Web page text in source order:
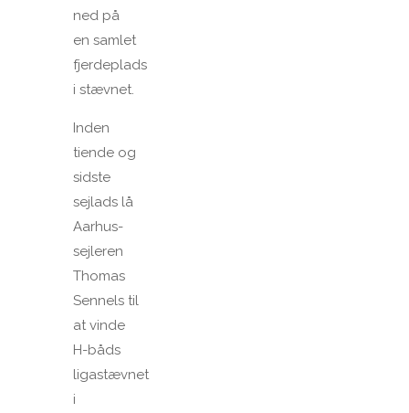
ned på
en samlet
fjerdeplads
i stævnet.
Inden
tiende og
sidste
sejlads lå
Aarhus-
sejleren
Thomas
Sennels til
at vinde
H-båds
ligastævnet
i